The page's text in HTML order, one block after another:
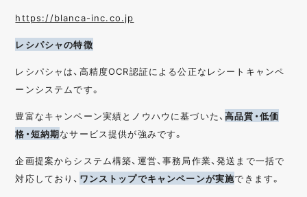
https://blanca-inc.co.jp
レシパシャの特徴
レシパシャは、高精度OCR認証による公正なレシートキャンペ
ーンシステムです。
豊富なキャンペーン実績とノウハウに基づいた、高品質・低価
格・短納期なサービス提供が強みです。
企画提案からシステム構築、運営、事務局作業、発送まで一括で
対応しており、 ワンストップでキャンペーンが実施できます。